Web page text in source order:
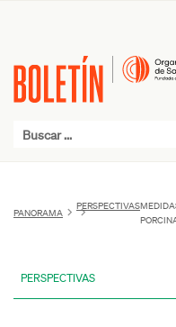
PANORAMA
PERSPECTIVAS
PERSPECTIVAS